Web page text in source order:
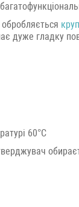
дуже гладку
60°C